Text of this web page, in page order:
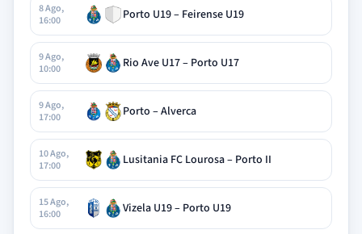
8 Ago,
16:00
Porto U19 – Feirense U19
9 Ago,
10:00
Rio Ave U17 – Porto U17
9 Ago,
17:00
Porto – Alverca
10 Ago,
17:00
Lusitania FC Lourosa – Porto II
15 Ago,
16:00
Vizela U19 – Porto U19